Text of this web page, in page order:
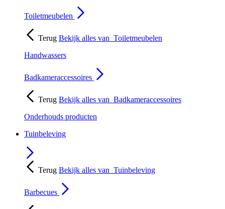
Toiletmeubelen
Terug Bekijk alles van Toiletmeubelen
Handwassers
Badkameraccessoires
Terug Bekijk alles van Badkameraccessoires
Onderhouds producten
Tuinbeleving
Terug Bekijk alles van Tuinbeleving
Barbecues